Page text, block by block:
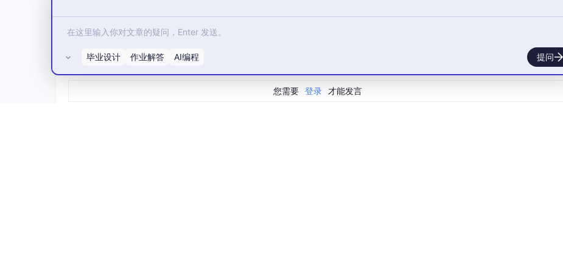
相比于仍然以代码资产为核心组织方式的传统平台，HuggingFists 更倾向于从一开始便将“算子化”作为统一抽象层来
HuggingFists 将复杂的业务逻辑（包括模型推理、数据转换、事务补偿）全部抽象
所有评论(0)
您需要 登录 才能发言
毕业设计 作业解答 AI编程 提问